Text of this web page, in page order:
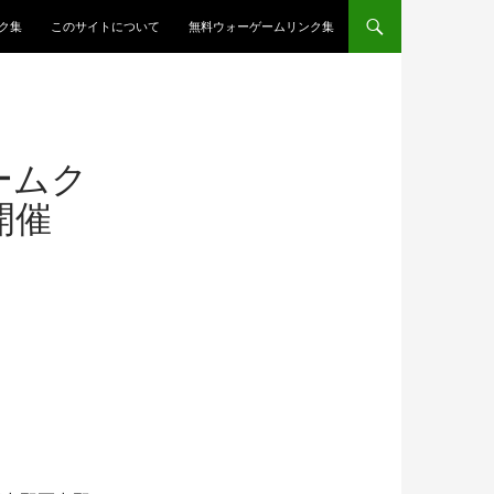
集
このサイトについて 無料ウォーゲームリンク集
ムク
催